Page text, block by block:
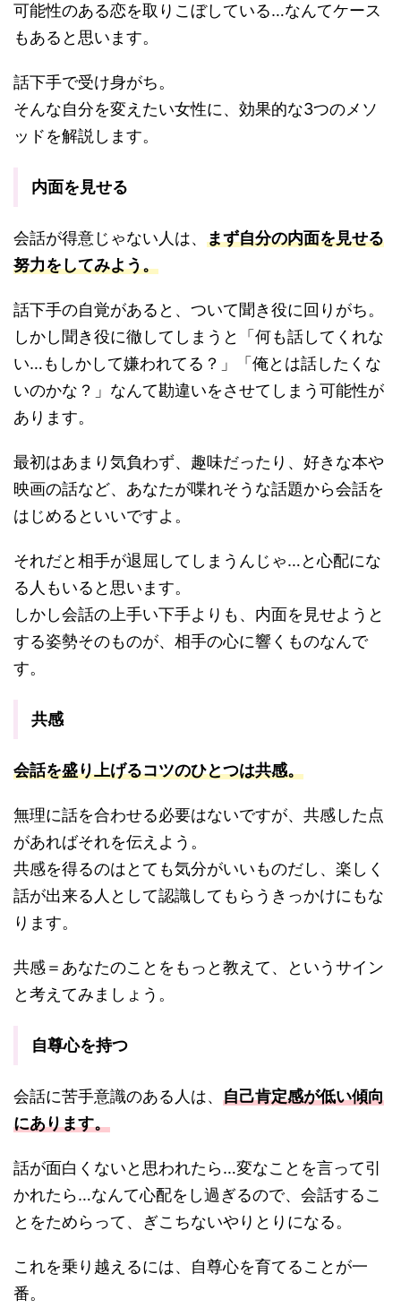
可能性のある恋を取りこぼしている…なんてケース
もあると思います。
話下手で受け身がち。
そんな自分を変えたい女性に、効果的な3つのメソ
ッドを解説します。
内面を見せる
会話が得意じゃない人は、 まず自分の内面を見せる
努力をしてみよう。
話下手の自覚があると、ついて聞き役に回りがち。
しかし聞き役に徹してしまうと「何も話してくれな
い…もしかして嫌われてる？」「俺とは話したくな
いのかな？」なんて勘違いをさせてしまう可能性が
あります。
最初はあまり気負わず、趣味だったり、好きな本や
映画の話など、あなたが喋れそうな話題から会話を
はじめるといいですよ。
それだと相手が退屈してしまうんじゃ…と心配にな
る人もいると思います。
しかし会話の上手い下手よりも、内面を見せようと
する姿勢そのものが、相手の心に響くものなんで
す。
共感
会話を盛り上げるコツのひとつは共感。
無理に話を合わせる必要はないですが、共感した点
があればそれを伝えよう。
共感を得るのはとても気分がいいものだし、楽しく
話が出来る人として認識してもらうきっかけにもな
ります。
共感＝あなたのことをもっと教えて、というサイン
と考えてみましょう。
自尊心を持つ
会話に苦手意識のある人は、 自己肯定感が低い傾向
にあります。
話が面白くないと思われたら…変なことを言って引
かれたら…なんて心配をし過ぎるので、会話するこ
とをためらって、ぎこちないやりとりになる。
これを乗り越えるには、自尊心を育てることが一
番。